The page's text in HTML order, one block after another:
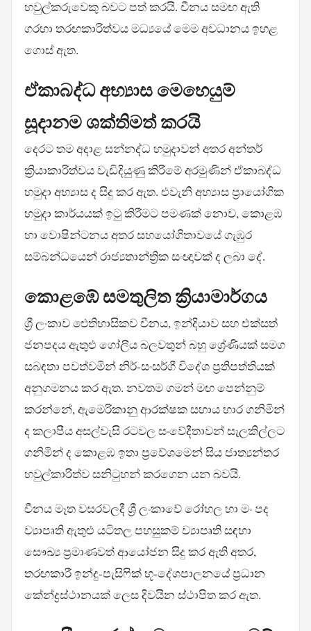
හවුල්කරුවෙකු බවට පත් කරයි. චීනය සමඟ ඇති
ගරහා තරඟකාරිත්වය මධ්‍යයේ මෙම අවධානය ඉහළ
ගොස් ඇත.
ඒකාබද්ධ අභ්‍යාස මෙහෙයුම්
සූදානම ශක්තිමත් කරයි
දෙරට තම අදාළ සන්නද්ධ හමුදාවන් අතර අන්තර්
ක්‍රියාකාරිත්වය වැඩිදියුණු කිරීමේ අරමුණින් ඒකාබද්ධ
හමුදා අභ්‍යාස ද සිදු කර ඇත. එවැනි අභ්‍යාස ප්‍රායෝගික
හමුදා කාර්යයක් ඉටු කිරීමට පමණක් නොව, කොළඹ
හා වොෂින්ටනය අතර සහයෝගිතාවයේ ගැඹුර
සම්බන්ධයෙන් රාජ්‍යතාන්ත්‍රික සංඥාවක් ද ලබා දේ.
කොළඹේ සමතුලිත ක්‍රියාමාර්ගය
ශ්‍රී ලංකාව ඓතිහාසිකව චීනය, ඉන්දියාව සහ එක්සත්
ජනපදය ඇතුළු ගෝලීය බලවතුන් බහු ශ්‍රේණියක් සමග
සබඳතා පවත්වමින් නිර්-සංසර්ගී විදේශ ප්‍රතිපත්තියක්
අනුගමනය කර ඇත. නවතම ගමන් මඟ පෙන්නුම්
කරන්නේ, ඇමෙරිකානු ආරක්ෂක සහාය භාර ගනිමින්
ද කලාපීය අසල්වැසි රටවල සංවේදීතාවන් සැලකිල්ලට
ගනිමින් ද කොළඹ ඉතා ප්‍රවේශමෙන් සිය ජාත්‍යන්තර
හවුල්කාරිත්ව සනිටුහන් කරගෙන යන බවයි.
චීනය මෑත වසරවලදී ශ්‍රී ලංකාවේ රෝහල හා මං පද
ව්‍යාපෘති ඇතුළු යටිතල පහසුකම් ව්‍යාපෘති සඳහා
සෞඛ්‍ය ප්‍රමාණවත් ආයෝජන සිදු කර ඇති අතර,
තරඟකාරී ඉන්දු-පැසිෆික් භූ-දේශපාලනයේ ප්‍රධාන
කේන්ද්‍රස්ථානයක් ලෙස දිවයින ස්ථාපිත කර ඇත.